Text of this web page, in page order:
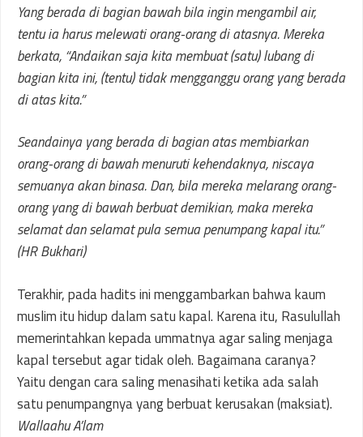
Yang berada di bagian bawah bila ingin mengambil air,
tentu ia harus melewati orang-orang di atasnya. Mereka
berkata, “Andaikan saja kita membuat (satu) lubang di
bagian kita ini, (tentu) tidak mengganggu orang yang berada
di atas kita.”
Seandainya yang berada di bagian atas membiarkan
orang-orang di bawah menuruti kehendaknya, niscaya
semuanya akan binasa. Dan, bila mereka melarang orang-
orang yang di bawah berbuat demikian, maka mereka
selamat dan selamat pula semua penumpang kapal itu.”
(HR Bukhari)
Terakhir, pada hadits ini menggambarkan bahwa kaum
muslim itu hidup dalam satu kapal. Karena itu, Rasulullah
memerintahkan kepada ummatnya agar saling menjaga
kapal tersebut agar tidak oleh. Bagaimana caranya?
Yaitu dengan cara saling menasihati ketika ada salah
satu penumpangnya yang berbuat kerusakan (maksiat).
Wallaahu A’lam